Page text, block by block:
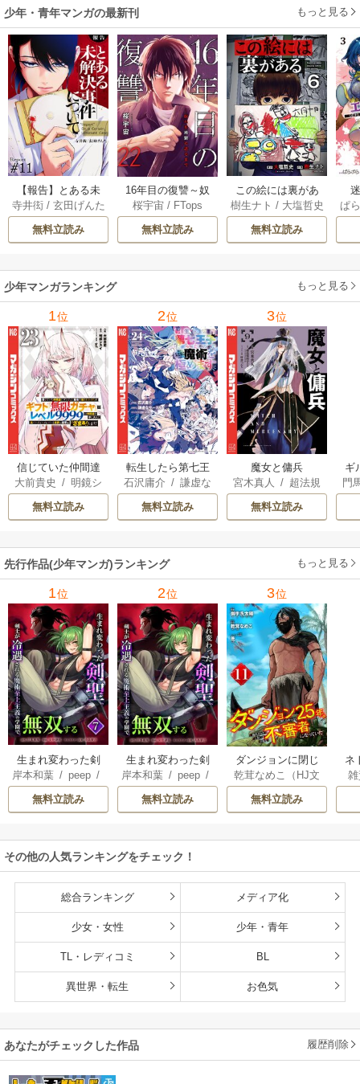
少年・青年マンガの最新刊 もっと見る
【報告】とある未
解決事件について 1
1巻
寺井衒/ 玄田げんた
無料立読み
16年目の復讐～奴
らを地獄に送るま
で 22巻
桜宇宙 / FTops
無料立読み
この絵には裏があ
る 6巻
樹生ナト / 大塩哲史
無料立読み
ぱ
少年マンガランキング もっと見る
1位
信じていた仲間達
にダンジョン奥地
で殺されかけたが
ギフト『無限ガチ
の仲間達を手に入
れて元パーティー
メンバーと世界に
復讐＆『ざま
ぁ！』します！
大前貴史 / 明鏡シ
スイ /tef
無料立読み
2位
転生したら第七王
子だったので、気
ままに魔術を極め
ます
石沢庸介 /謙虚な
サークル/
無料立読み
3位
魔女と傭兵
宮木真人 / 超法規
的かえる/
んち
無料立読み
ギ
門
先行作品(少年マンガ)ランキング もっと見る
1位
生まれ変わった剣
聖、剣士が冷遇さ
れる魔術至上主義
の学園で無双する
岸本和葉/ peep/
染野静也 /
/taskey STUDI
無料立読み
2位
生まれ変わった剣
聖、剣士が冷遇さ
れる魔術至上主義
の学園で無双する
岸本和葉/ peep/
染野静也 /
/taskey STUDI
無料立読み
3位
ダンジョンに閉じ
込められて25年。
救出されたときに
は立派な不審者に
版】
乾茸なめこ（HJ文
庫／ホビージャパ
ン刊）/御手洗太
無料立読み
ネ
界
こ
その他の人気ランキングをチェック！
総合ランキング メディア化
少女・女性 少年・青年
TL・レディコミ BL
異世界・転生 お色気
あなたがチェックした作品 履歴削除